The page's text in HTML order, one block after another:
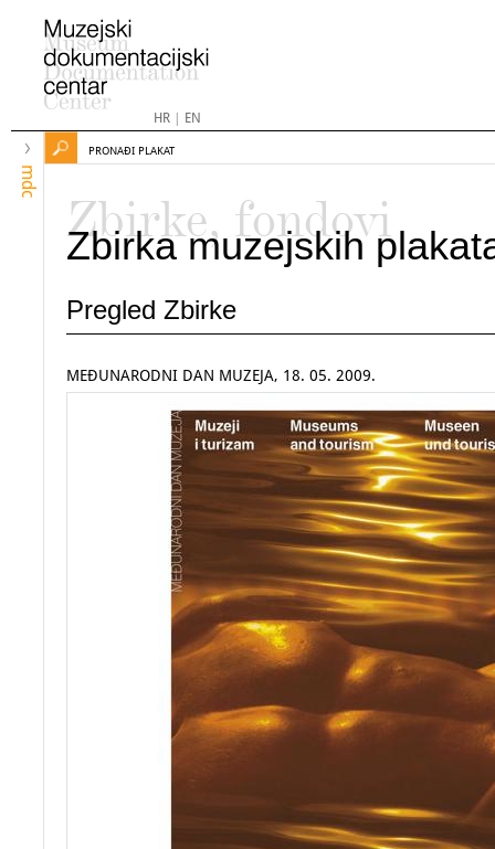
HR| EN
mdc
PRONAĐI PLAKAT
Zbirke, fondovi
Zbirka muzejskih
Pregled Zbirke
MEĐUNARODNI DAN MUZEJA, 18. 05. 2009.